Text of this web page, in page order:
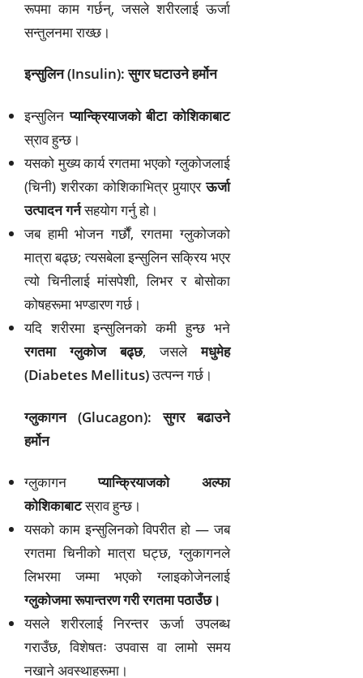
रूपमा काम गर्छन्, जसले शरीरलाई ऊर्जा
सन्तुलनमा राख्छ।
इन्सुलिन (Insulin): सुगर घटाउने हर्मोन
इन्सुलिनप्यान्क्रियाजको बीटा कोशिकाबाट
स्राव हुन्छ।
यसको मुख्य कार्य रगतमा भएको ग्लुकोजलाई
(चिनी) शरीरका कोशिकाभित्र पुर्‍याएरऊर्जा
उत्पादन गर्नसहयोग गर्नु हो।
जब हामी भोजन गर्छौं, रगतमा ग्लुकोजको
मात्रा बढ्छ; त्यसबेला इन्सुलिन सक्रिय भएर
त्यो चिनीलाई मांसपेशी, लिभर र बोसोका
कोषहरूमा भण्डारण गर्छ।
यदि शरीरमा इन्सुलिनको कमी हुन्छ भने
रगतमा ग्लुकोज बढ्छ, जसलेमधुमेह
(Diabetes Mellitus)उत्पन्न गर्छ।
ग्लुकागन (Glucagon): सुगर बढाउने
हर्मोन
ग्लुकागनप्यान्क्रियाजको अल्फा
कोशिकाबाटस्राव हुन्छ।
यसको काम इन्सुलिनको विपरीत हो — जब
रगतमा चिनीको मात्रा घट्छ, ग्लुकागनले
लिभरमा जम्मा भएको ग्लाइकोजेनलाई
ग्लुकोजमा रूपान्तरण गरी रगतमा पठाउँछ।
यसले शरीरलाई निरन्तर ऊर्जा उपलब्ध
गराउँछ, विशेषतः उपवास वा लामो समय
नखाने अवस्थाहरूमा।